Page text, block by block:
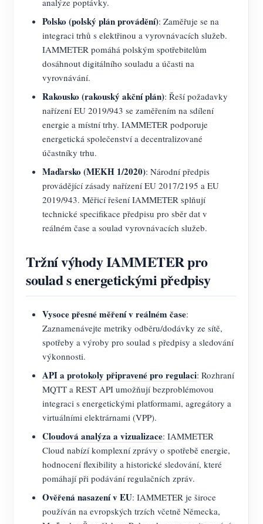
analýze poptávky.
Polsko (polský plán provádění): Zaměřuje se na
integraci trhů s elektřinou a vyrovnávacích služeb.
IAMMETER pomáhá polským spotřebitelům
dosáhnout digitálního souladu a účasti na
vyrovnávání.
Rakousko (rakouský akční plán): Řeší požadavky
nařízení EU 2019/943 se zaměřením na sdílení
energie a místní trhy. IAMMETER podporuje
energetická společenství a decentralizované
účastníky trhu.
Maďarsko (MEKH 1/2020): Národní předpis
provádějící zásady nařízení EU 2017/2195 a EU
2019/943. Měřicí řešení IAMMETER splňují
technické specifikace předpisu pro sběr dat v
reálném čase a soulad vyrovnávacích služeb.
Tržní výhody IAMMETER pro
soulad s energetickými předpisy
Vysoce přesné měření v reálném čase:
Zaznamenávejte metriky odběru/dodávky ze sítě,
spotřeby a výroby pro soulad s předpisy a sledování
výkonnosti.
API a protokoly připravené pro regulaci: Rozhraní
MQTT a REST API umožňují bezproblémovou
integraci s energetickými platformami, agregátory a
virtuálními elektrárnami (VPP).
Cloudová analýza a vizualizace: IAMMETER
Cloud nabízí komplexní zprávy o spotřebě energie,
hodnocení flexibility a historické sledování, které
pomáhají při podávání regulačních zpráv.
Ověřená nasazení v EU: IAMMETER je široce
používán na evropských trzích včetně Německa,